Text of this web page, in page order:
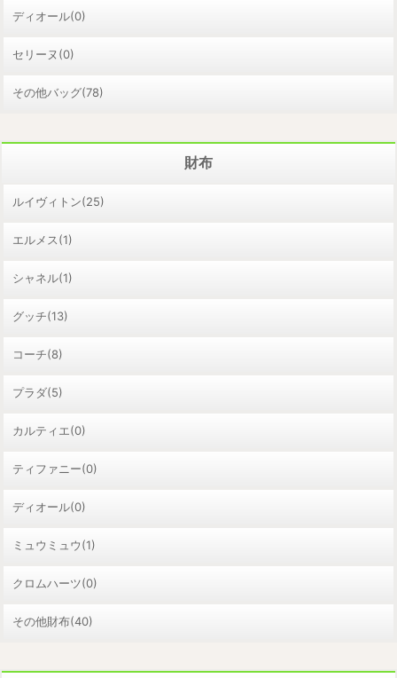
ディオール(0)
セリーヌ(0)
その他バッグ(78)
財布
ルイヴィトン(25)
エルメス(1)
シャネル(1)
グッチ(13)
コーチ(8)
プラダ(5)
カルティエ(0)
ティファニー(0)
ディオール(0)
ミュウミュウ(1)
クロムハーツ(0)
その他財布(40)